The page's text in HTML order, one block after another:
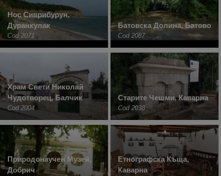
Нос Сиврибурун,
Дуранкулак
Cod 2071
Батовска Долина, Батово
Cod 2087
Храм Свети Николай
Чудотворец, Балчик
Cod 2004
Старите Чешми, Каварна
Cod 2038
Природонаучен Музей,
Добрич
Етнографска Къща,
Каварна